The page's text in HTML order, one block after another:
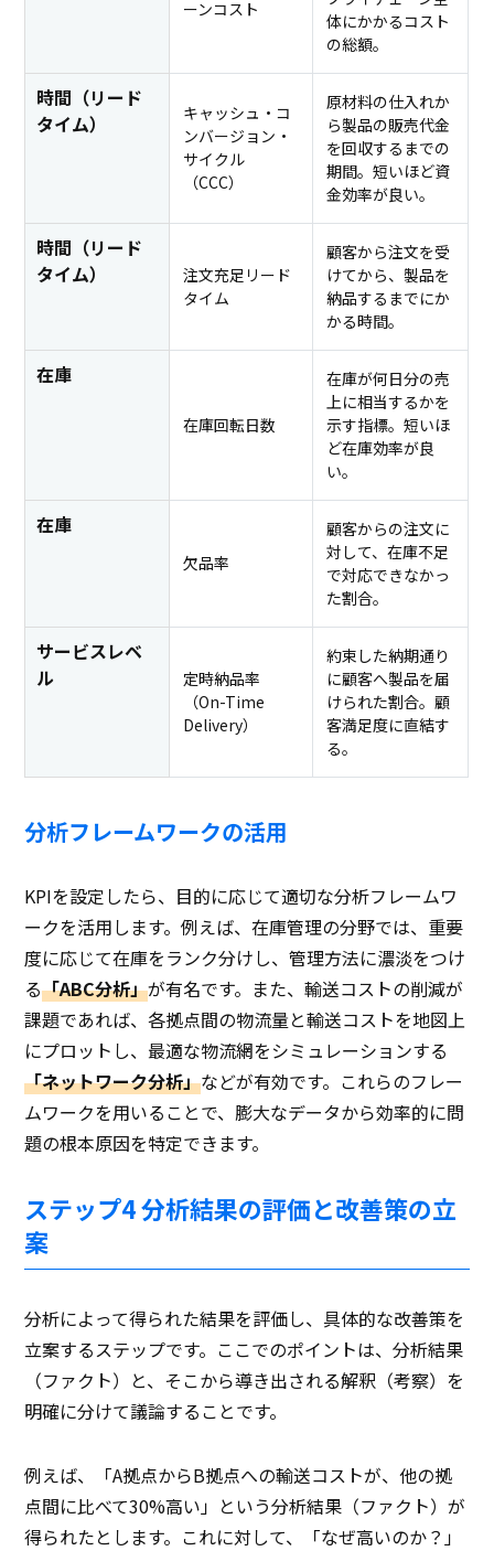
ーンコスト
体にかかるコスト
の総額。
時間（リード
タイム）
キャッシュ・コ
ンバージョン・
サイクル
（CCC）
原材料の仕入れか
ら製品の販売代金
を回収するまでの
期間。短いほど資
金効率が良い。
時間（リード
タイム）
注文充足リード
タイム
顧客から注文を受
けてから、製品を
納品するまでにか
かる時間。
在庫
在庫回転日数
在庫が何日分の売
上に相当するかを
示す指標。短いほ
ど在庫効率が良
い。
在庫
欠品率
顧客からの注文に
対して、在庫不足
で対応できなかっ
た割合。
サービスレベ
ル
定時納品率
（On-Time
Delivery）
約束した納期通り
に顧客へ製品を届
けられた割合。顧
客満足度に直結す
る。
分析フレームワークの活用
KPIを設定したら、目的に応じて適切な分析フレームワ
ークを活用します。例えば、在庫管理の分野では、重要
度に応じて在庫をランク分けし、管理方法に濃淡をつけ
る「ABC分析」が有名です。また、輸送コストの削減が
課題であれば、各拠点間の物流量と輸送コストを地図上
にプロットし、最適な物流網をシミュレーションする
「ネットワーク分析」などが有効です。これらのフレー
ムワークを用いることで、膨大なデータから効率的に問
題の根本原因を特定できます。
ステップ4 分析結果の評価と改善策の立
案
分析によって得られた結果を評価し、具体的な改善策を
立案するステップです。ここでのポイントは、分析結果
（ファクト）と、そこから導き出される解釈（考察）を
明確に分けて議論することです。
例えば、「A拠点からB拠点への輸送コストが、他の拠
点間に比べて30%高い」という分析結果（ファクト）が
得られたとします。これに対して、「なぜ高いのか？」